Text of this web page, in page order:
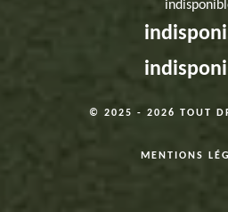
© 2025 - 2026 TOUT
MENTIONS